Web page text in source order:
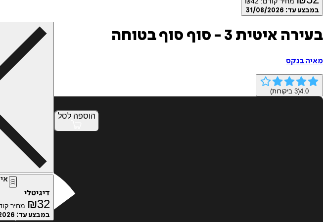
במבצע עד: 31/08/2026
הוספה לסל
דיגיטלי
₪32 מחיר
במבצע עד:
בעירה איטית 3 - סוף סוף בטוחה
מאיה בנקס
4.0
(
3 ביקורות)